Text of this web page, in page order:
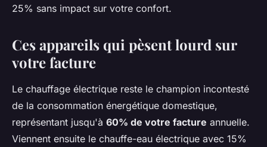
25% sans impact sur votre confort.
Ces appareils qui pèsent lourd sur
votre facture
Le chauffage électrique reste le champion incontesté
de la consommation énergétique domestique,
représentant jusqu'à 60% de votre facture annuelle.
Viennent ensuite le chauffe-eau électrique avec 15%